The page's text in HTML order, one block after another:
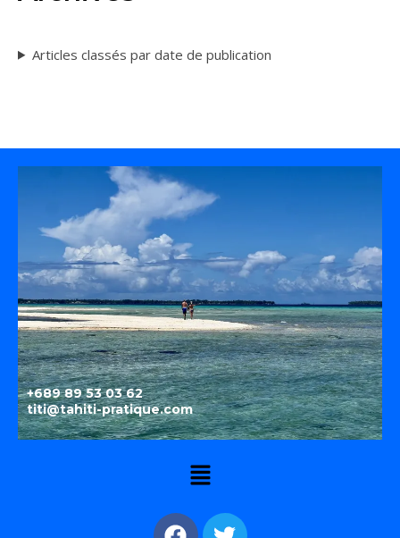
Articles classés par date de publication
+689 89 53 03 62
titi@tahiti-pratique.com